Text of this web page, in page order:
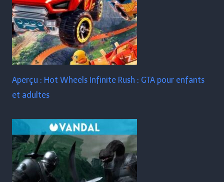
Aperçu : Hot Wheels Infinite Rush : GTA pour enfants
et adultes